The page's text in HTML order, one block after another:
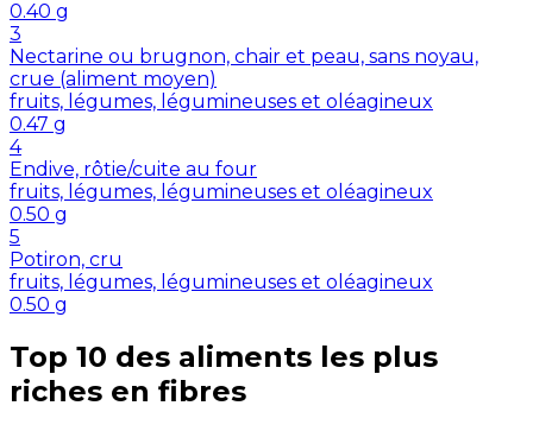
0.40 g
3
Nectarine ou brugnon, chair et peau, sans noyau,
crue (aliment moyen)
fruits, légumes, légumineuses et oléagineux
0.47 g
4
Endive, rôtie/cuite au four
fruits, légumes, légumineuses et oléagineux
0.50 g
5
Potiron, cru
fruits, légumes, légumineuses et oléagineux
0.50 g
Top 10 des aliments les plus
riches en fibres